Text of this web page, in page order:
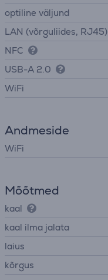
optiline väljund
LAN (võrguliides, RJ45)
NFC
USB-A 2.0
WiFi
Andmeside
WiFi
Mõõtmed
kaal
kaal ilma jalata
laius
kõrgus